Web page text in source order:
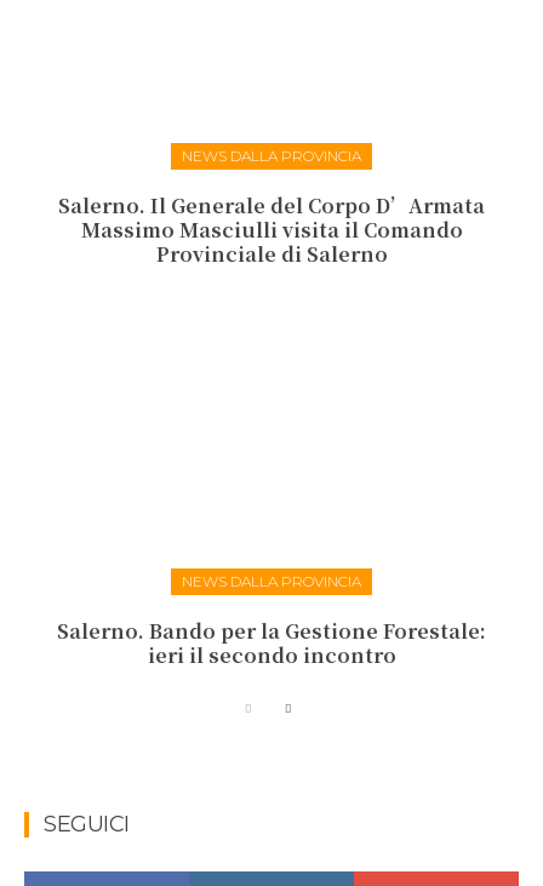
NEWS DALLA PROVINCIA
Salerno. Il Generale del Corpo D’Armata
Massimo Masciulli visita il Comando
Provinciale di Salerno
NEWS DALLA PROVINCIA
Salerno. Bando per la Gestione Forestale:
ieri il secondo incontro
SEGUICI